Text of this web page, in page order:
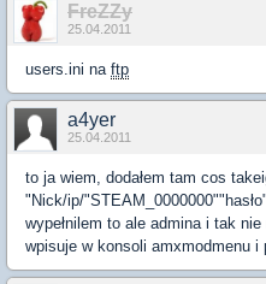
FreZZy
25.04.2011
users.ini na ftp
a4yer
25.04.2011
to ja wiem, dodałem tam cos
"Nick/ip/
wypełnilem to ale admina i tak nie
wpisuje w konsoli amxmodmenu